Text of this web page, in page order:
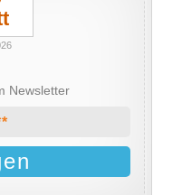
Newsletter